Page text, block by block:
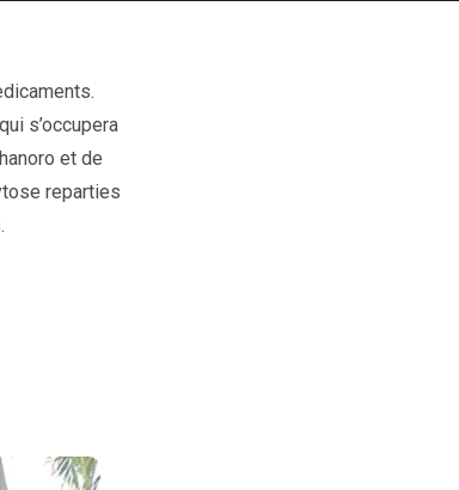
s’occupera
et de
reparties